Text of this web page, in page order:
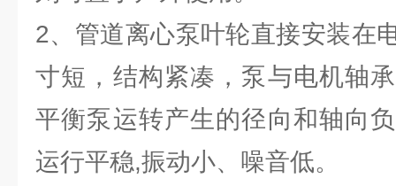
2、管道离心泵叶轮直接安装在
寸短，结构紧凑，泵与电机轴
平衡泵运转产生的径向和轴向
运行平稳,振动小、噪音低。